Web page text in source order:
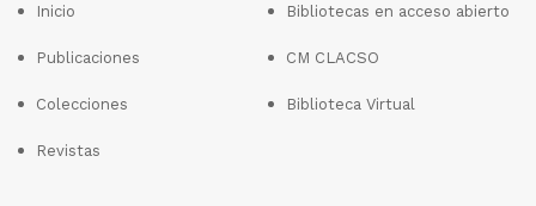
Inicio
Publicaciones
Colecciones
Revistas
Bibliotecas en acceso abierto
CM CLACSO
Biblioteca Virtual